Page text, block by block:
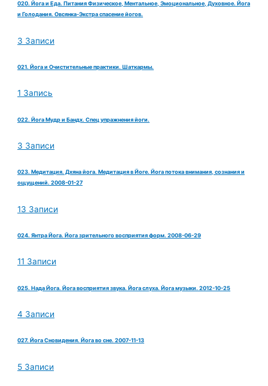
020. Йога и Еда. Питания Физическое, Ментальное, Эмоциональное, Духовное. Йога
и Голодания. Овсянка-Экстра спасение йогов.
3 Записи
021. Йога и Очистительные практики. Шаткармы.
1 Запись
022. Йога Мудр и Бандх. Спец упражнения йоги.
3 Записи
023. Медитация. Дхяна йога. Медитация в Йоге. Йога потока внимания, сознания и
ощущений. 2008-01-27
13 Записи
024. Янтра Йога. Йога зрительного восприятия форм. 2008-06-29
11 Записи
025. Нада Йога. Йога восприятия звука. Йога слуха. Йога музыки. 2012-10-25
4 Записи
027. Йога Сновидения. Йога во сне. 2007-11-13
5 Записи